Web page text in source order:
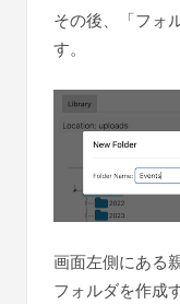
その後、「フォ
す。
画面左側にある
フォルダを作成